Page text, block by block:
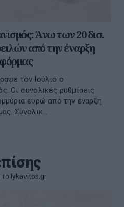
Άνω των 20 δισ.
από την έναρξη
τον Ιούλιο ο
Οι συνολικές ρυθμίσεις
ευρώ από την έναρξη
Συνολικ...
το lykavitos.gr